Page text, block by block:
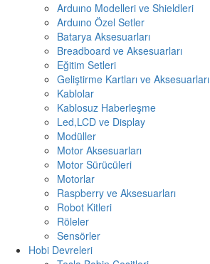
Arduıno Modelleri ve Shieldleri
Arduıno Özel Setler
Batarya Aksesuarları
Breadboard ve Aksesuarları
Eğitim Setleri
Geliştirme Kartları ve Aksesuarları
Kablolar
Kablosuz Haberleşme
Led,LCD ve Display
Modüller
Motor Aksesuarları
Motor Sürücüleri
Motorlar
Raspberry ve Aksesuarları
Robot Kitleri
Röleler
Sensörler
Hobi Devreleri